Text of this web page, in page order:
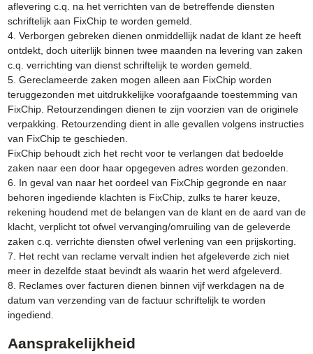
aflevering c.q. na het verrichten van de betreffende diensten
schriftelijk aan FixChip te worden gemeld.
4. Verborgen gebreken dienen onmiddellijk nadat de klant ze heeft
ontdekt, doch uiterlijk binnen twee maanden na levering van zaken
c.q. verrichting van dienst schriftelijk te worden gemeld.
5. Gereclameerde zaken mogen alleen aan FixChip worden
teruggezonden met uitdrukkelijke voorafgaande toestemming van
FixChip. Retourzendingen dienen te zijn voorzien van de originele
verpakking. Retourzending dient in alle gevallen volgens instructies
van FixChip te geschieden.
FixChip behoudt zich het recht voor te verlangen dat bedoelde
zaken naar een door haar opgegeven adres worden gezonden.
6. In geval van naar het oordeel van FixChip gegronde en naar
behoren ingediende klachten is FixChip, zulks te harer keuze,
rekening houdend met de belangen van de klant en de aard van de
klacht, verplicht tot ofwel vervanging/omruiling van de geleverde
zaken c.q. verrichte diensten ofwel verlening van een prijskorting.
7. Het recht van reclame vervalt indien het afgeleverde zich niet
meer in dezelfde staat bevindt als waarin het werd afgeleverd.
8. Reclames over facturen dienen binnen vijf werkdagen na de
datum van verzending van de factuur schriftelijk te worden
ingediend.
Aansprakelijkheid